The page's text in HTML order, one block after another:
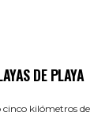
DE PLAYA
kilómetros de